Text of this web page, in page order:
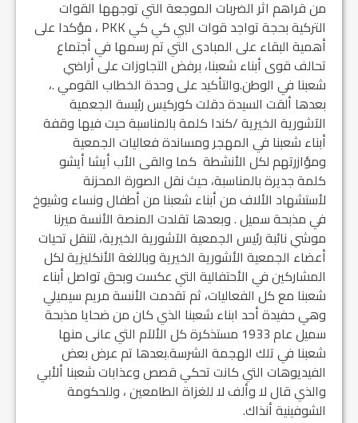
من قراهم اثر الضربات الموجعة التي توجهها القوات
التركية بحجة تواجد قوات البي كي كي PKK ، مؤكدا على
أهمية البقاء على المبادى التي تم رسمها في أجتماع
تحالف قوى أبناء شعبنا، برفض التجاوزات على أراضي
شعبنا في الوطن.والتأكيد على وحدة الخطاب القومي .،
بعدها ألقت السيدة دقلت كوركيس رئيسة الجعمية
الآشورية الخيرية /كندا كلمة بالمناسبة حيت فيها وقفة
أبناء شعبنا في المهجر ومساندة فعاليات الجمعية
ومؤازرتهم لكل الأنشطة كما والقى الأب أيشا أيشو
كلمة جديرة بالمناسبة، حيث نقل الصورة المحزنة
لأستشهاد الألاف من أبناء شعبنا من أطفال ونساء وشيوخ
في مذبحة سميل . وبعدها تقلدت المنصة الأنسة ميرنا
موشي نائبة رئيس الجمعية الآشورية الخيرية، لتنقل تحيات
أعضاء الجمعية الأشورية الخيرية وباللغة الأنكليزية لكل
المشاركين في الأحتفالية التي عكست وبحق تواصل أبناء
شعبنا مع كل الفعاليات، ثم تقدمت الأنسة مريم سيميلي
وهي حفيدة أحد ابناء شعبنا الذي كان من ضحايا مذبحة
سميل عام 1933 مستذكرة كل الألآم التي عانى منها
شعبنا في تلك الهجمة الشرسة.بعدها تم عرض بعض
الفيديوهات التي كانت تحكي قصص وعذابات شعبنا ألأبي
والذي قال لا وألف لا للغزاة الطامعين ، وللحكومة
الشوفينية أنذاك.